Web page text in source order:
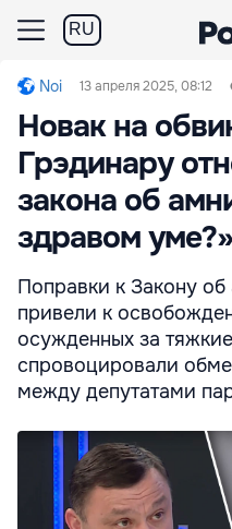
RU
Noi 13 апреля 2025, 08:12
Новак на
Грэдинару
закона об
здравом уме?»
Поправки к Закону
привели к
осужденных за
спровоцировали
между депутатами